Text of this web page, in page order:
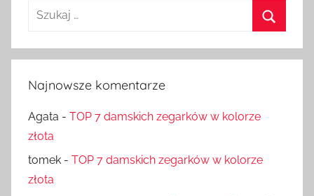
Szukaj:
Najnowsze komentarze
Agata - TOP 7 damskich zegarków w kolorze
złota
tomek - TOP 7 damskich zegarków w kolorze
złota